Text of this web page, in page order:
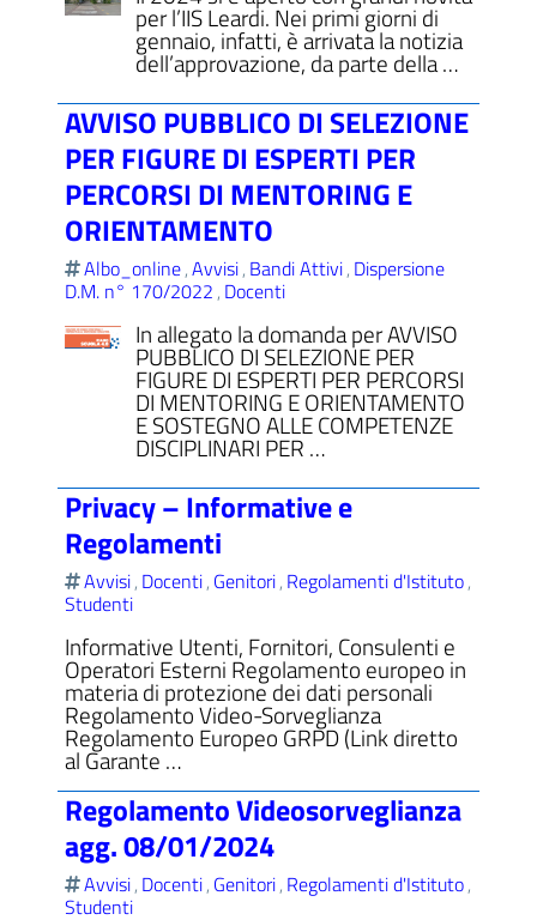
per l’IIS Leardi. Nei primi giorni di
gennaio, infatti, è arrivata la notizia
dell’approvazione, da parte della …
AVVISO PUBBLICO DI SELEZIONE
PER FIGURE DI ESPERTI PER
PERCORSI DI MENTORING E
ORIENTAMENTO
Albo_online,Avvisi, Bandi Attivi, Dispersione
D.M. n° 170/2022, Docenti
In allegato la domanda per AVVISO
PUBBLICO DI SELEZIONE PER
FIGURE DI ESPERTI PER PERCORSI
DI MENTORING E ORIENTAMENTO
E SOSTEGNO ALLE COMPETENZE
DISCIPLINARI PER …
Privacy – Informative e
Regolamenti
Avvisi, Docenti, Genitori, Regolamenti d'Istituto,
Studenti
Informative Utenti, Fornitori, Consulenti e
Operatori Esterni Regolamento europeo in
materia di protezione dei dati personali
Regolamento Video-Sorveglianza
Regolamento Europeo GRPD (Link diretto
al Garante …
Regolamento Videosorveglianza
agg. 08/01/2024
Avvisi, Docenti, Genitori, Regolamenti d'Istituto,
Studenti